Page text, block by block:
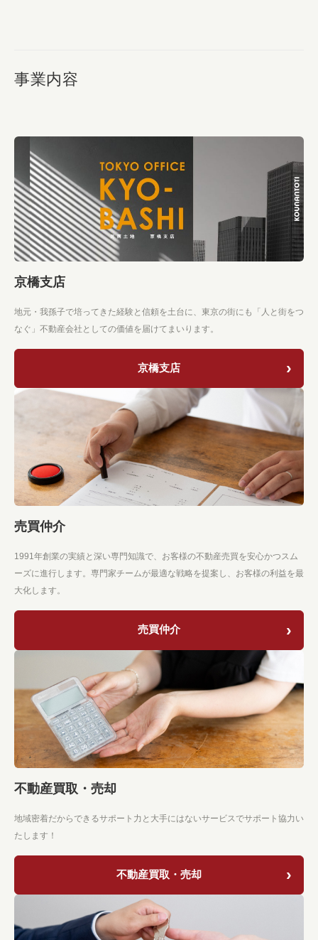
事業内容
京橋支店
地元・我孫子で培ってきた経験と信頼を土台に、東京の街にも「人と街をつ
なぐ」不動産会社としての価値を届けてまいります。
京橋支店
売買仲介
1991年創業の実績と深い専門知識で、お客様の不動産売買を安心かつスム
ーズに進行します。専門家チームが最適な戦略を提案し、お客様の利益を最
大化します。
売買仲介
不動産買取・売却
地域密着だからできるサポート力と大手にはないサービスでサポート協力い
たします！
不動産買取・売却